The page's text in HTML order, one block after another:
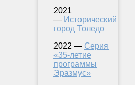
2021
— Исторический
город Толедо
2022 — Серия
«35-летие
программы
Эразмус»